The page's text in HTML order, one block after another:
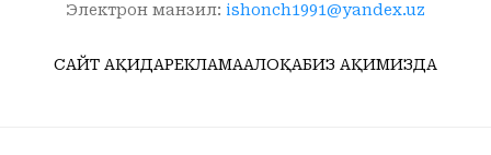
Электрон манзил: ishonch1991@yandex.uz
САЙТ ҲАҚИДАРЕКЛАМААЛОҚАБИЗ ҲАҚИМИЗДА